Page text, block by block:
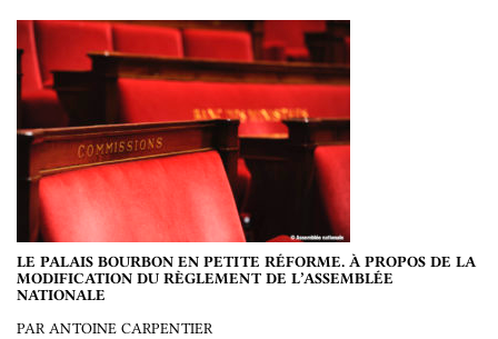
LE PALAIS BOURBON EN PETITE RÉFORME. À PROPOS DE LA
MODIFICATION DU RÈGLEMENT DE L’ASSEMBLÉE
NATIONALE
PAR ANTOINE CARPENTIER